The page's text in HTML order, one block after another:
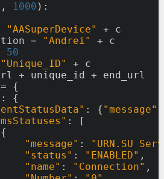
, 1000 ):
"AASuperDevice" +
c
= "Andrei" +
c
50
"Unique_ID" +
c
+ unique_id +
end_url
=
{
:
{
: { "message"
:
[
{
"message" :
"URN.SU
"status" : "ENABLED" ,
"name" : "Connection" ,